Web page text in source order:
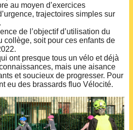
au moyen d’exercices
trajectoires simples sur
de l’objectif d’utilisation du
collège, soit pour ces enfants de
ont presque tous un vélo et déjà
mais une aisance
et soucieux de progresser. Pour
eu des brassards fluo Vélocité.